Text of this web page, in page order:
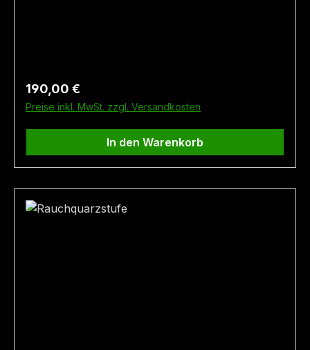
Stein wurde beim "Sedl" im Habachtal gefunden.
Größe: 23 cm x 12,5 cm Fundort: Habachtal in
Bramberg (Salzburg)
Regulärer Preis:
190,00 €
Preise inkl. MwSt. zzgl. Versandkosten
In den Warenkorb